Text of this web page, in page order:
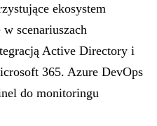
ekosystem
scenariuszach
Active Directory i
365. Azure DevOps
do monitoringu